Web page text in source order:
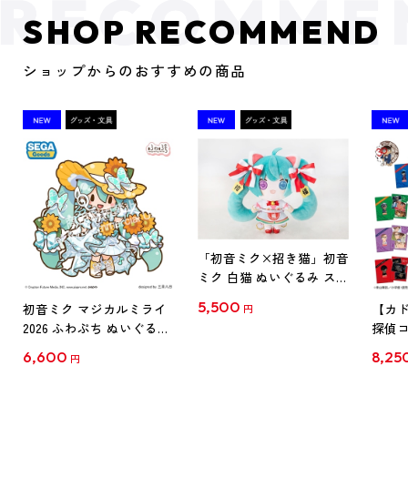
SHOP RECOMMEND
ショップからのおすすめの商品
初音ミク マジカルミライ
2026 ふわぷち ぬいぐるみ
6,600 円
「初音ミク×招き猫」初音
ミク 白猫 ぬいぐるみ スタ
5,500 円
【カ
探偵
クリ